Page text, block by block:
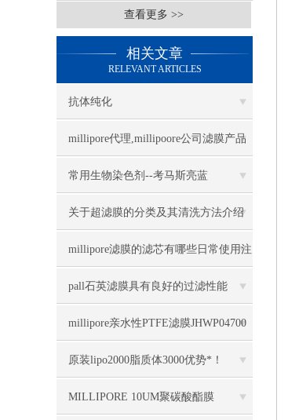
查看更多 >>
相关文章
RELEVANT ARTICLES
抗体纯化
millipore代理,millipoore公司滤膜产品
目录
常用生物染色剂--考马斯亮蓝
关于超滤膜的分类及其清洗方法介绍
millipore滤膜的滤芯有哪些日常使用注
意事项
pall石英滤膜具有良好的过滤性能
millipore亲水性PTFE滤膜JHWP04700
几大优势
原装lipo2000脂质体3000优势*！
MILLIPORE 10UM聚碳酸酯膜